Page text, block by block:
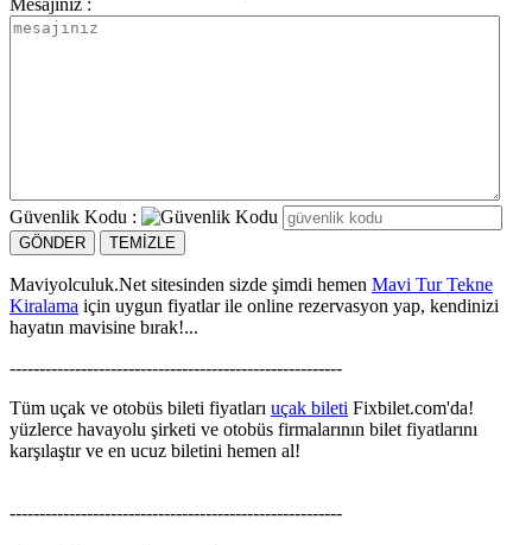
Güvenlik Kodu :
Maviyolculuk.Net sitesinden sizde şimdi hemen Mavi Tur Tekne
Kiralama için uygun fiyatlar ile online rezervasyon yap, kendinizi
hayatın mavisine bırak!...
--------------------------------------------------------
Tüm uçak ve otobüs bileti fiyatları uçak bileti Fixbilet.com'da!
yüzlerce havayolu şirketi ve otobüs firmalarının bilet fiyatlarını
karşılaştır ve en ucuz biletini hemen al!
--------------------------------------------------------